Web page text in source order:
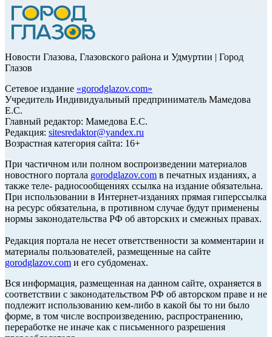
Новости Глазова, Глазовского района и Удмуртии | Город
Глазов
Сетевое издание «gorodglazov.com»
Учредитель Индивидуальный предприниматель Мамедова
Е.С.
Главный редактор: Мамедова Е.С.
Редакция: sitesredaktor@yandex.ru
Возрастная категория сайта: 16+
При частичном или полном воспроизведении материалов
новостного портала gorodglazov.com в печатных изданиях, а
также теле- радиосообщениях ссылка на издание обязательна.
При использовании в Интернет-изданиях прямая гиперссылка
на ресурс обязательна, в противном случае будут применены
нормы законодательства РФ об авторских и смежных правах.
Редакция портала не несет ответственности за комментарии и
материалы пользователей, размещенные на сайте
gorodglazov.com и его субдоменах.
Вся информация, размещенная на данном сайте, охраняется в
соответствии с законодательством РФ об авторском праве и не
подлежит использованию кем-либо в какой бы то ни было
форме, в том числе воспроизведению, распространению,
переработке не иначе как с письменного разрешения